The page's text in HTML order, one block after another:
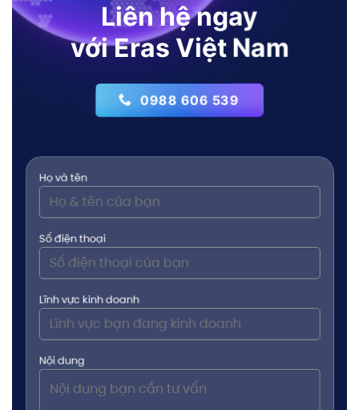
Liên hệ ngay
với Eras Việt Nam
0988 606 539
Họ và tên
Số điện thoại
Lĩnh vực kinh doanh
Nội dung